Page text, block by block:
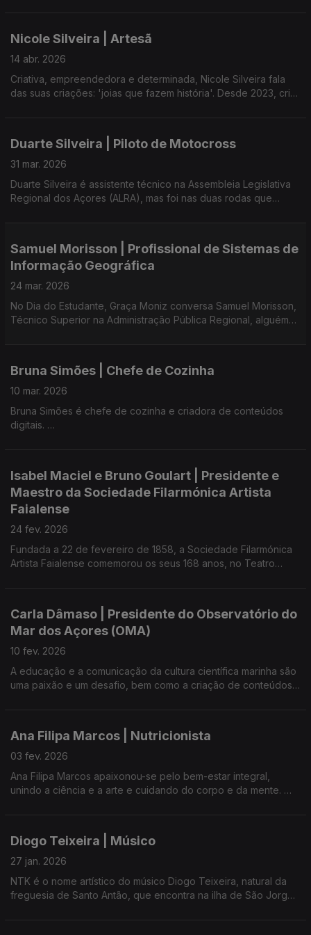
diversas atividades culturais, participando em vários grupos na
ilha do Faial.
Nicole Silveira | Artesã
14 abr. 2026
Criativa, empreendedora e determinada, Nicole Silveira fala
das suas criações: 'joias que fazem história'. Desde 2023, cria
Duarte Silveira | Piloto de Motocross
31 mar. 2026
Duarte Silveira é assistente técnico na Assembleia Legislativa
Regional dos Açores (ALRA), mas foi nas duas rodas que
Samuel Morisson | Profissional de Sistemas de
Informação Geográfica
24 mar. 2026
No Dia do Estudante, Graça Moniz conversa Samuel Morisson,
Técnico Superior na Administração Pública Regional, alguém
Bruna Simões | Chefe de Cozinha
10 mar. 2026
Bruna Simões é chefe de cozinha e criadora de conteúdos
digitais.
Isabel Maciel e Bruno Goulart | Presidente e
Maestro da Sociedade Filarmónica Artista
Faialense
24 fev. 2026
Fundada a 22 de fevereiro de 1858, a Sociedade Filarmónica
Artista Faialense comemorou os seus 168 anos, no Teatro
Carla Dâmaso | Presidente do Observatório do
Mar dos Açores (OMA)
10 fev. 2026
A educação e a comunicação da cultura científica marinha são
uma paixão e um desafio, bem como a criação de conteúdos
Ana Filipa Marcos | Nutricionista
03 fev. 2026
Ana Filipa Marcos apaixonou-se pelo bem-estar integral,
unindo a ciência e a arte e cuidando do corpo e da mente.
Diogo Teixeira | Músico
27 jan. 2026
NTK é o nome artístico do músico Diogo Teixeira, natural da
freguesia de Santo Antão, que encontra na ilha de São Jorge